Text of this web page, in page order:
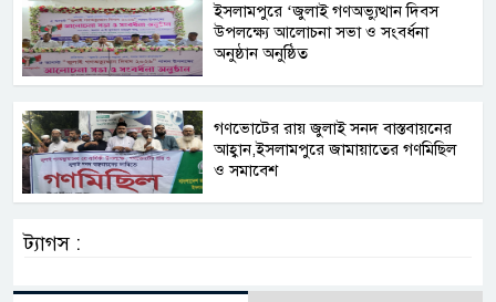
ইসলামপুরে ‘জুলাই গণঅভ্যুত্থান দিবস
উপলক্ষ্যে আলোচনা সভা ও সংবর্ধনা
অনুষ্ঠান অনুষ্ঠিত
গণভোটের রায় জুলাই সনদ বাস্তবায়নের
আহ্বান,ইসলামপুরে জামায়াতের গণমিছিল
ও সমাবেশ
ট্যাগস :